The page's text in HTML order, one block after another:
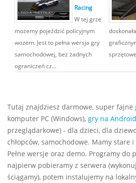
Racing
W tej grze
możemy pojeździć policyjnym
wozem. Jest to pełna wersja gry
samochodowej, bez żadnych
ograniczeń cz...
Tutaj znajdziesz darmowe, super fajne
komputer PC (Windows), gry na
przeglądarkowe) - dla dzieci, dla
chłopców, samochodowe. Mamy stare
Pełne wersje oraz demo. Programy do
najpierw pobieramy z serwera
ściągamy), potem instalujemy na